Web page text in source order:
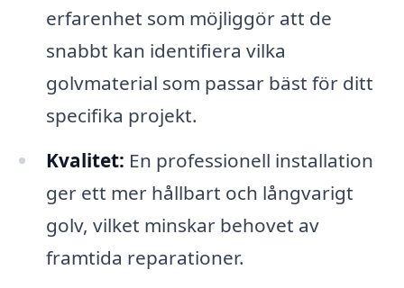
erfarenhet som möjliggör att de
snabbt kan identifiera vilka
golvmaterial som passar bäst för ditt
specifika projekt.
Kvalitet: En professionell installation
ger ett mer hållbart och långvarigt
golv, vilket minskar behovet av
framtida reparationer.